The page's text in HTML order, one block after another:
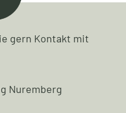
gern Kontakt mit
Nuremberg